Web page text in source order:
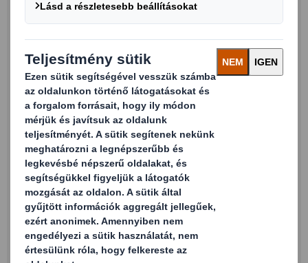
Keresztnév
Vezetéknév
Email cím
Telefonszám